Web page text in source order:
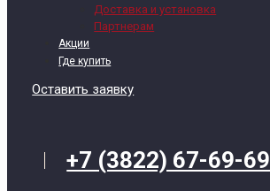
Доставка и установка
Партнерам
Акции
Где купить
Оставить заявку
+7 (3822) 67-69-69